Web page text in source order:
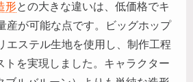
形との大きな違いは、低価格でキ
産が可能な点です。ビッグホップ
エステル生地を使用し、制作工程
トを実現しました。キャラクター